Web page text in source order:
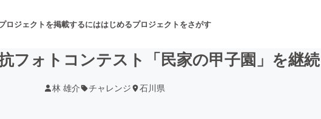
ロジェクトを掲載するにははじめるプロジェクトをさがす
フォトコンテスト「民家の甲子園」を継続
林 雄介 チャレンジ 石川県